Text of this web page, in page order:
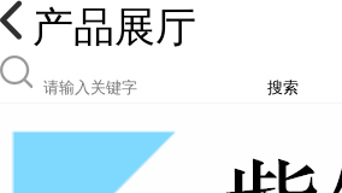
产品展厅
搜索